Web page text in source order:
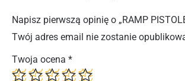
Napisz pierwszą opinię o „RAMP
Twój adres email nie zostanie
Twoja ocena *